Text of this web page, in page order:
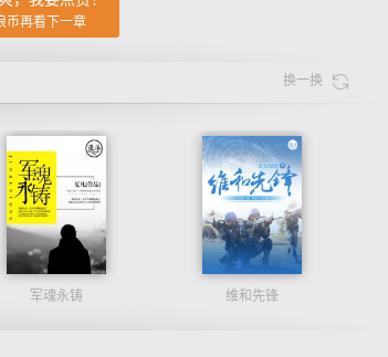
币再看下一章
换一换
军魂永铸 维和先锋